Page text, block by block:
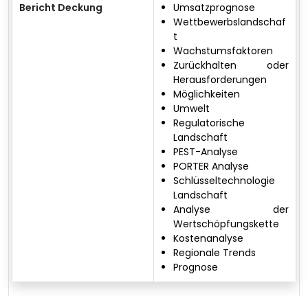
Bericht Deckung
Umsatzprognose
Wettbewerbslandschaf
t
Wachstumsfaktoren
Zurückhalten oder
Herausforderungen
Möglichkeiten
Umwelt
Regulatorische
Landschaft
PEST-Analyse
PORTER Analyse
Schlüsseltechnologie
Landschaft
Analyse der
Wertschöpfungskette
Kostenanalyse
Regionale Trends
Prognose